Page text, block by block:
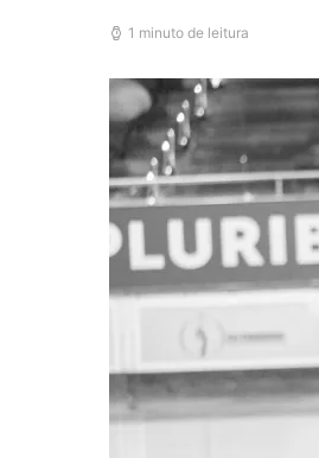
1 minuto de leitura